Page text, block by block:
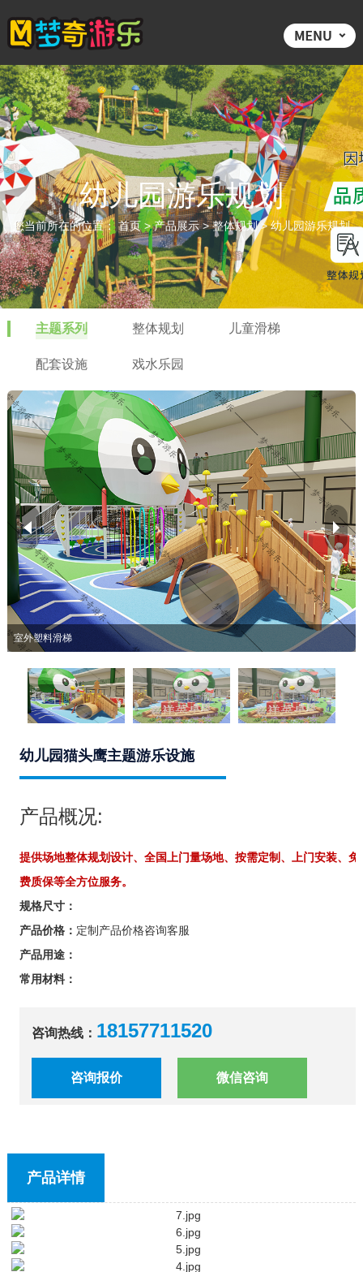
幼儿园游乐规划
您当前所在的位置：首页 >产品展示>整体规划>幼儿园游乐规划
主题系列 整体规划 儿童滑梯
配套设施 戏水乐园
室外塑料滑梯
幼儿园猫头鹰主题游乐设施
产品概况:
提供场地整体规划设计、全国上门量场地、按需定制、上门安装、免
费质保等全方位服务。
规格尺寸：
产品价格： 定制产品价格咨询客服
产品用途：
常用材料：
咨询热线： 18157711520
咨询报价 微信咨询
产品详情